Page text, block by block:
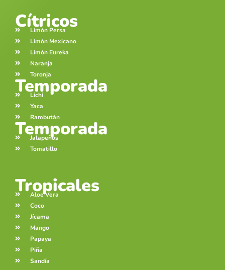
Cítricos
Limón Persa
Limón Mexicano
Limón Eureka
Naranja
Toronja
Temporada
Lichi
Yaca
Rambután
Temporada
Jalapeños
Tomatillo
Tropicales
Aloe Vera
Coco
Jícama
Mango
Papaya
Piña
Sandía